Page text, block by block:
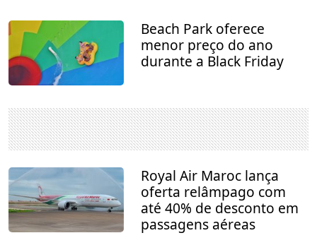
Beach Park oferece
menor preço do ano
durante a Black Friday
Royal Air Maroc lança
oferta relâmpago com
até 40% de desconto em
passagens aéreas